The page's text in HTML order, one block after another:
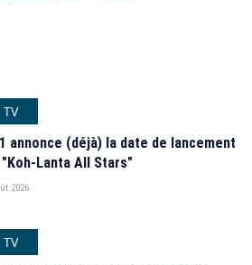
TV
annonce (déjà) la date de lancement
Lanta All Stars"
2026
TV